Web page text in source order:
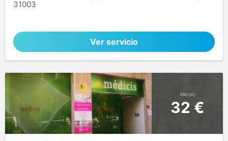
31003
Ver servicio
PRECIO
32 €